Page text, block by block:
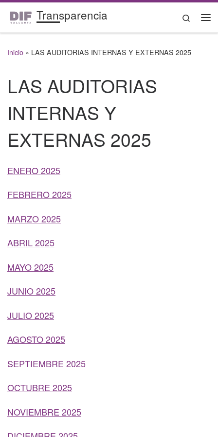
Saltar al contenido
Transparencia
Search
Inicio » LAS AUDITORIAS INTERNAS Y EXTERNAS 2025
LAS AUDITORIAS
INTERNAS Y
EXTERNAS 2025
ENERO 2025
FEBRERO 2025
MARZO 2025
ABRIL 2025
MAYO 2025
JUNIO 2025
JULIO 2025
AGOSTO 2025
SEPTIEMBRE 2025
OCTUBRE 2025
NOVIEMBRE 2025